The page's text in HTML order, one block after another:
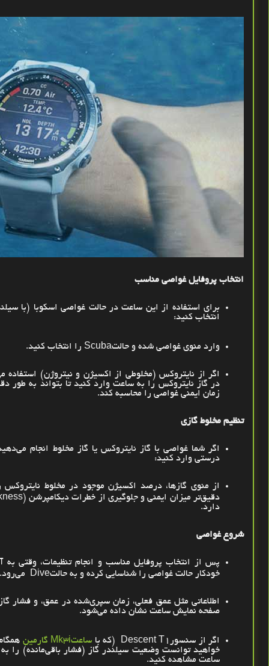
انتخاب پروفایل غواصی مناسب
برای استفاده از این ساعت در حالت غواصی اسکوبا (با
انتخاب کنید:
وارد منوی غواصی شده و حالتScuba را انتخاب کنید.
اگر از نایتروکس (مخلوطی از اکسیژن و نیتروژن) استفاده
در گاز نایتروکس را به ساعت وارد کنید تا بتواند به طور
زمان ایمنی غواصی را محاسبه کند.
تنظیم مخلوط گازی
اگر شما غواصی با گاز نایتروکس یا گاز مخلوط انجام
درستی وارد کنید:
از منوی گازها، درصد اکسیژن موجود در مخلوط نایتروکس
دقیق‌تر میزان ایمنی و جلوگیری از خطرات دیکامپرشن
دارد.
شروع غواصی
پس از انتخاب پروفایل مناسب و انجام تنظیمات، وقتی
خودکار حالت غواصی را شناسایی کرده و به حالتDive می‌رود.
اطلاعاتی مثل عمق فعلی، زمان سپری‌شده در عمق، و فشار
صفحه نمایش ساعت نشان داده می‌شود.
اگر از سنسور Descent T1 (که با ساعتMk3i گارمین
خواهید توانست وضعیت سیلندر گاز (فشار باقی‌مانده)
ساعت مشاهده کنید.